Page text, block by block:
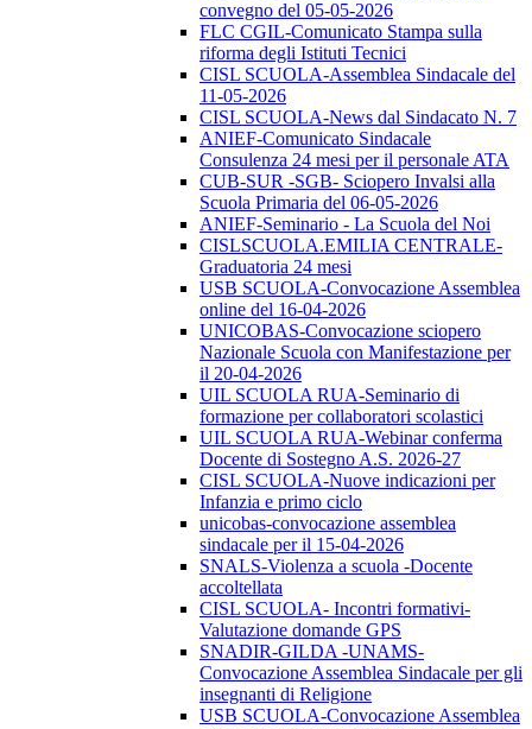
convegno del 05-05-2026
FLC CGIL-Comunicato Stampa sulla
riforma degli Istituti Tecnici
CISL SCUOLA-Assemblea Sindacale del
11-05-2026
CISL SCUOLA-News dal Sindacato N. 7
ANIEF-Comunicato Sindacale
Consulenza 24 mesi per il personale ATA
CUB-SUR -SGB- Sciopero Invalsi alla
Scuola Primaria del 06-05-2026
ANIEF-Seminario - La Scuola del Noi
CISLSCUOLA.EMILIA CENTRALE-
Graduatoria 24 mesi
USB SCUOLA-Convocazione Assemblea
online del 16-04-2026
UNICOBAS-Convocazione sciopero
Nazionale Scuola con Manifestazione per
il 20-04-2026
UIL SCUOLA RUA-Seminario di
formazione per collaboratori scolastici
UIL SCUOLA RUA-Webinar conferma
Docente di Sostegno A.S. 2026-27
CISL SCUOLA-Nuove indicazioni per
Infanzia e primo ciclo
unicobas-convocazione assemblea
sindacale per il 15-04-2026
SNALS-Violenza a scuola -Docente
accoltellata
CISL SCUOLA- Incontri formativi-
Valutazione domande GPS
SNADIR-GILDA -UNAMS-
Convocazione Assemblea Sindacale per gli
insegnanti di Religione
USB SCUOLA-Convocazione Assemblea